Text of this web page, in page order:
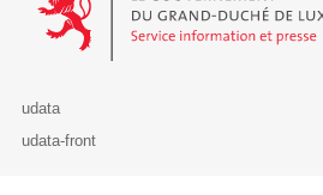
udata
udata-front